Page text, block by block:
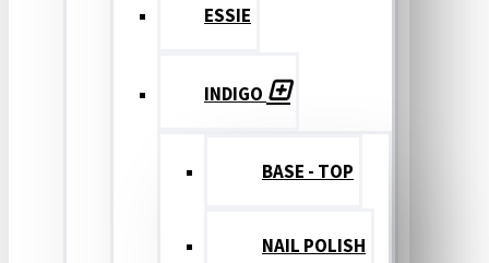
ESSIE
INDIGO
BASE - TOP
NAIL POLISH